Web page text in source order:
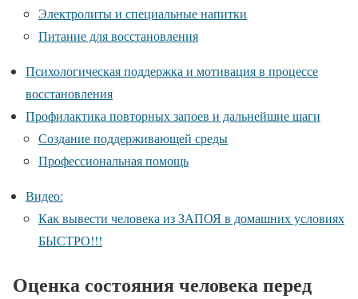
Электролиты и специальные напитки
Питание для восстановления
Психологическая поддержка и мотивация в процессе
восстановления
Профилактика повторных запоев и дальнейшие шаги
Создание поддерживающей среды
Профессиональная помощь
Видео:
Как вывести человека из ЗАПОЯ в домашних условиях
БЫСТРО!!!
Оценка состояния человека перед